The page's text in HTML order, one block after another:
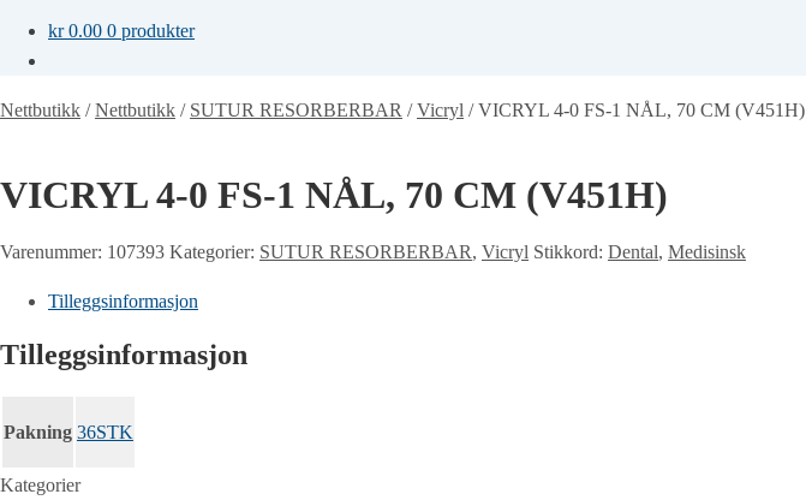
kr0.00 0 produkter
Nettbutikk /Nettbutikk / SUTUR RESORBERBAR /Vicryl /VICRYL 4-0 FS-1 NÅL, 70 CM (V451H)
VICRYL 4-0 FS-1 NÅL, 70 CM (V451H)
Varenummer: 107393 Kategorier: SUTUR RESORBERBAR, Vicryl Stikkord: Dental, Medisinsk
Tilleggsinformasjon
Tilleggsinformasjon
Pakning 36STK
Kategorier